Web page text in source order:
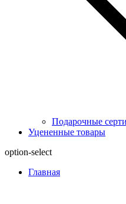
Подарочные
Уцененные товары
option-select
Главная